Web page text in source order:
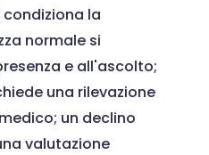
la
normale si
e all'ascolto;
una rilevazione
un declino
valutazione